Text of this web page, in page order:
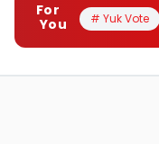
For
You
# Yuk Vote